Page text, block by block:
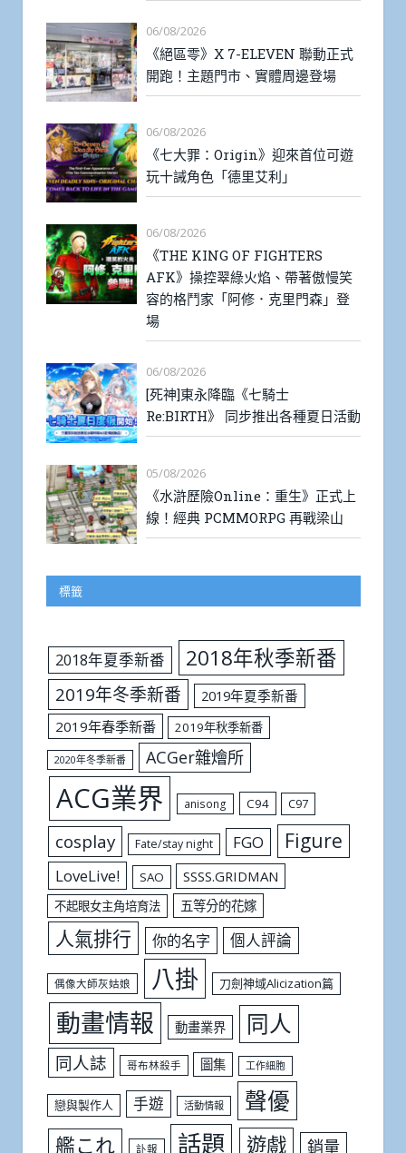
06/08/2026
《絕區零》X 7-ELEVEN 聯動正式
開跑！主題門市、實體周邊登場
06/08/2026
《七大罪：Origin》迎來首位可遊
玩十誡角色「德里艾利」
06/08/2026
《THE KING OF FIGHTERS
AFK》操控翠綠火焰、帶著傲慢笑
容的格鬥家「阿修．克里門森」登
場
06/08/2026
[死神]東永降臨《七騎士
Re:BIRTH》 同步推出各種夏日活動
05/08/2026
《水滸歷險Online：重生》正式上
線！經典 PCMMORPG 再戰梁山
標籤
2018年夏季新番 2018年秋季新番
2019年冬季新番
2019年夏季新番
2019年春季新番
2019年秋季新番
2020年冬季新番 ACGer雜燴所
ACG業界 anisong C94 C97
cosplay Fate/stay night FGO Figure
LoveLive! SAO SSSS.GRIDMAN
不起眼女主角培育法 五等分的花嫁
人氣排行 你的名字 個人評論
偶像大師灰姑娘 八掛 刀劍神域Alicization篇
動畫情報 動畫業界 同人
同人誌 哥布林殺手 圖集 工作細胞
戀與製作人 手遊 活動情報 聲優
艦これ 訃報 話題 遊戲 銷量